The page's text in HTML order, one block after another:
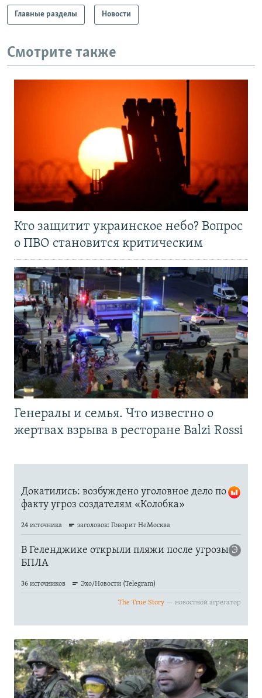
Главные разделы Новости
Смотрите также
Кто защитит украинское небо? Вопрос
о ПВО становится критическим
Генералы и семья. Что известно о
жертвах взрыва в ресторане Balzi Rossi